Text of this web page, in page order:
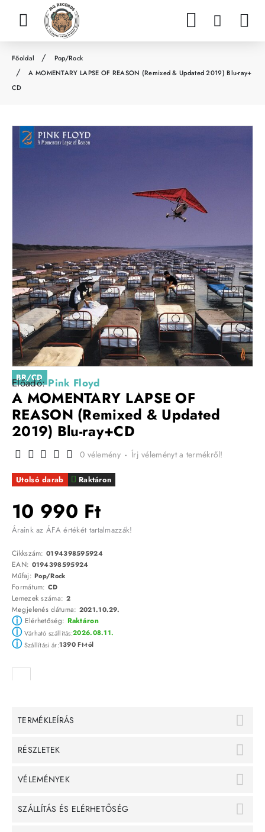
o
Pop/Rock
A MOMENTARY LAPSE OF REASON (Remixed & Updated 2019) Blu-ray+
CD
BR/CD
Előadó:Pink Floyd
A MOMENTARY LAPSE OF
REASON (Remixed & Updated
2019) Blu-ray+CD
Raktáron
Utolsó darab
0 vélemény - Írj véleményt a termékről!
10 990 Ft
Áraink az ÁFA értékét tartalmazzák!
Cikkszám: 0194398595924
EAN: 0194398595924
Műfaj:Pop/Rock
Formátum: CD
Lemezek száma: 2
Megjelenés dátuma: 2021.10.29.
ⓘElérhetőség: Raktáron
ⓘVárható szállítás:2026.08.11.
ⓘSzállítási ár:1390 Ft-tól
TERMÉKLEÍRÁS
RÉSZLETEK
VÉLEMÉNYEK
SZÁLLÍTÁS ÉS ELÉRHETŐSÉG